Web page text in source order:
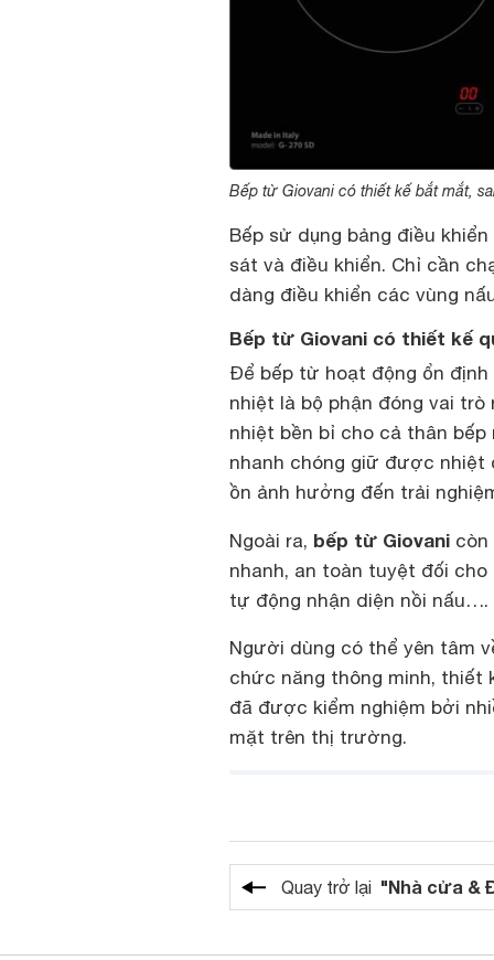
Bếp từ Giovani có thiết kế bắt mắt,
Bếp sử dụng bảng điều
sát và điều khiển. Chỉ cần
dàng điều khiển các vùng
Bếp từ Giovani có thiết kế
Để bếp từ hoạt động ổn định
nhiệt là bộ phận đóng vai
nhiệt bền bỉ cho cả thân
nhanh chóng giữ được nhiệt
ồn ảnh hưởng đến trải
Ngoài ra, bếp từ Giovani còn
nhanh, an toàn tuyệt đối
tự động nhận diện nồi nấu….
Người dùng có thể yên tâm
chức năng thông minh, thiết
đã được kiểm nghiệm bởi
mặt trên thị trường.
Quay trở lại "Nhà cửa &